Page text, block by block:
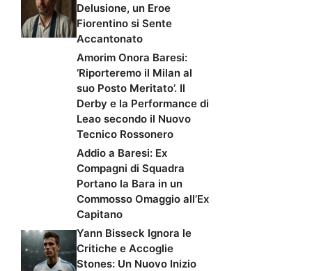
Delusione, un Eroe
Fiorentino si Sente
Accantonato
Amorim Onora Baresi:
‘Riporteremo il Milan al
suo Posto Meritato’. Il
Derby e la Performance di
Leao secondo il Nuovo
Tecnico Rossonero
Addio a Baresi: Ex
Compagni di Squadra
Portano la Bara in un
Commosso Omaggio all’Ex
Capitano
Yann Bisseck Ignora le
Critiche e Accoglie
Stones: Un Nuovo Inizio